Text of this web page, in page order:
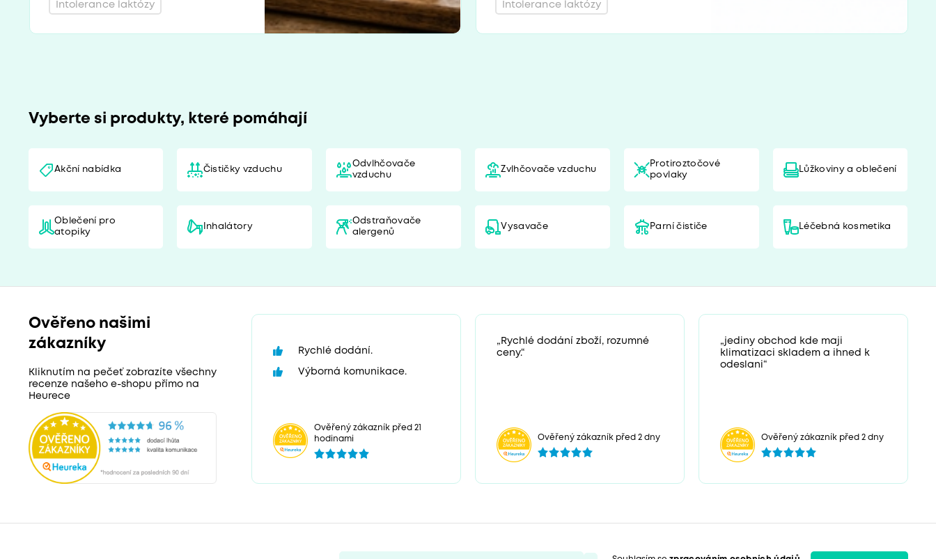
Intolerance laktózy Intolerance laktózy
Vyberte si produkty, které pomáhají
Akční nabídka Čističky vzduchu
Odvlhčovače
vzduchu
Zvlhčovače vzduchu
Protiroztočové
povlaky
Lůžkoviny a oblečení
Oblečení pro
atopiky
Inhalátory
Odstraňovače
alergenů
Vysavače Parní čističe Léčebná kosmetika
Ověřeno našimi
zákazníky
Kliknutím na pečeť zobrazíte všechny
recenze našeho e-shopu přímo na
Heurece
Rychlé dodání.
Výborná komunikace.
Ověřený zákazník před 21
hodinami
„Rychlé dodání zboží, rozumné
ceny.“
Ověřený zákazník před 2 dny
„jediny obchod kde maji
klimatizaci skladem a ihned k
odeslani“
Ověřený zákazník před 2 dny